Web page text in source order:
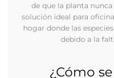
de que la planta
solución ideal para
hogar donde las
debido a la
¿Cómo